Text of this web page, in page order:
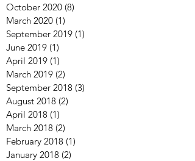
October 2020 (8)
March 2020 (1)
September 2019 (1)
June 2019 (1)
April 2019 (1)
March 2019 (2)
September 2018 (3)
August 2018 (2)
April 2018 (1)
March 2018 (2)
February 2018 (1)
January 2018 (2)